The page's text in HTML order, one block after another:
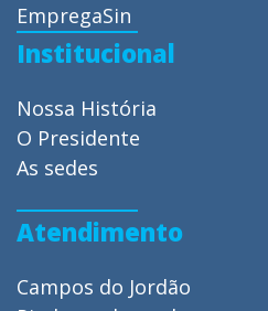
EmpregaSin
Institucional
Nossa História
O Presidente
As sedes
Atendimento
Campos do Jordão